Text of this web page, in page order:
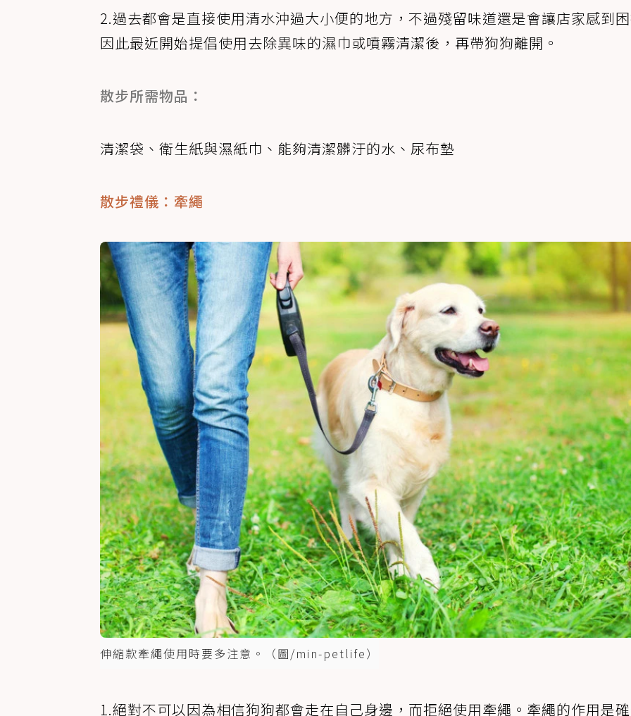
2.過去都會是直接使用清水沖過大小便的地方，不過殘留味道還是會讓店家感到
因此最近開始提倡使用去除異味的濕巾或噴霧清潔後，再帶狗狗離開。
散步所需物品：
清潔袋、衛生紙與濕紙巾、能夠清潔髒汙的水、尿布墊
散步禮儀：牽繩
伸縮款牽繩使用時要多注意。（圖/min-petlife）
1.絕對不可以因為相信狗狗都會走在自己身邊，而拒絕使用牽繩。牽繩的作用是